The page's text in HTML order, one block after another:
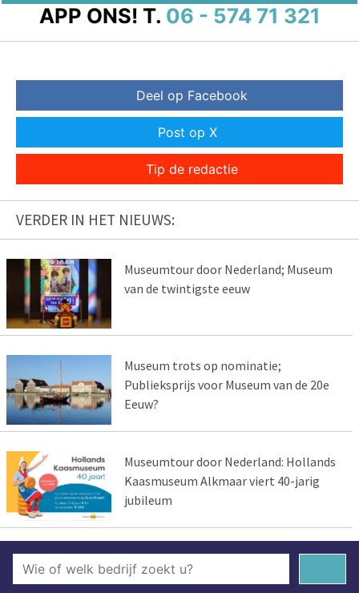
APP ONS! T. 06 - 574 71 321
Deel op Facebook
Post op X
Tip de redactie
VERDER IN HET NIEUWS:
Museumtour door Nederland; Museum
van de twintigste eeuw
Museum trots op nominatie;
Publieksprijs voor Museum van de 20e
Eeuw?
Museumtour door Nederland: Hollands
Kaasmuseum Alkmaar viert 40-jarig
jubileum